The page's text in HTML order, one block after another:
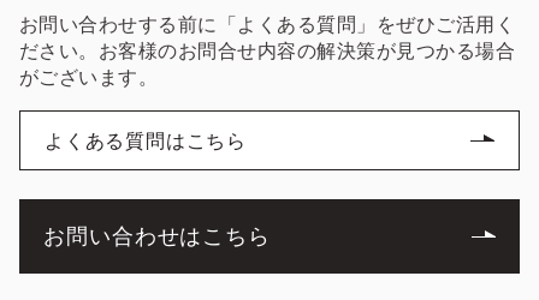
お問い合わせする前に「よくある質問」をぜひご活用く
ださい。お客様のお問合せ内容の解決策が見つかる場合
がございます。
よくある質問はこちら
お問い合わせはこちら